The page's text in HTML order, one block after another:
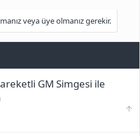
veya üye olmanız gerekir.
GM Simgesi ile